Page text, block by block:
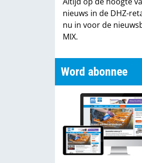
nieuws in de DHZ-
nu in voor de
MIX.
Word abonnee